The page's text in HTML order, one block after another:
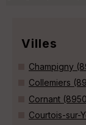
Villes
Champigny
Collemiers
Cornant
Courtois-sur-